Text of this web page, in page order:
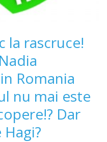
la rascruce!
Romania
nu mai este
Dar